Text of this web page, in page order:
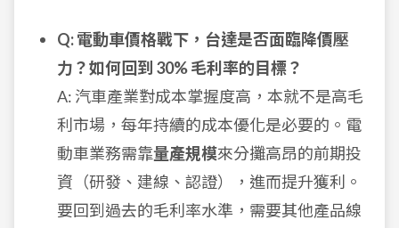
Q: 電動車價格戰下，台達是否面臨降價壓
力？如何回到 30% 毛利率的目標？
A: 汽車產業對成本掌握度高，本就不是高毛
利市場，每年持續的成本優化是必要的。電
動車業務需靠量產規模來分攤高昂的前期投
資（研發、建線、認證），進而提升獲利。
要回到過去的毛利率水準，需要其他產品線